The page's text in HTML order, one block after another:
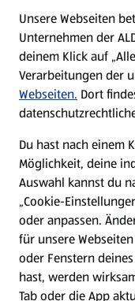
Nachhaltigkeit
Karriere
Presse
Hilfe & Kontakt
(öffnet in einem
Unternehmen
Folge uns hier:
Unsere Webseiten
Unternehmen der
deinem Klick auf
Verarbeitungen der
Webseiten. Dort
Du hast nach einem
Möglichkeit, deine
Auswahl kannst du
„Cookie-
oder anpassen.
für unsere
oder Fenstern
hast, werden
Tab oder die App